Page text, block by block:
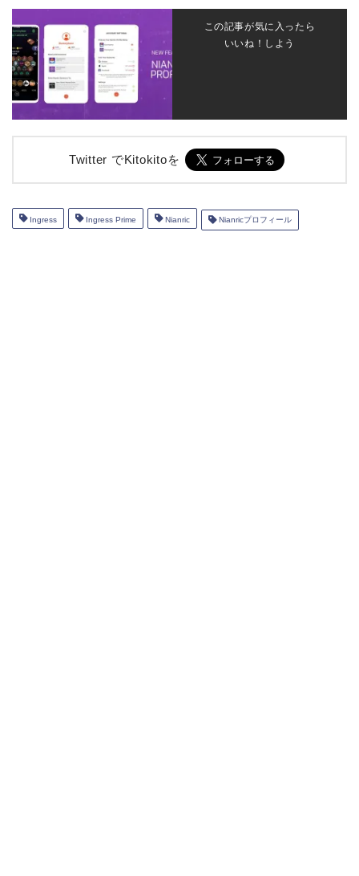
この記事が気に入ったら
いいね！しよう
Twitter でKitokitoを
Ingress Ingress Prime Nianric Nianricプロフィール